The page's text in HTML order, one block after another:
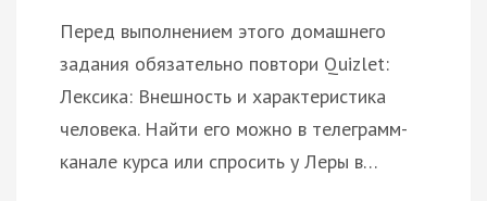
Перед выполнением этого домашнего
задания обязательно повтори Quizlet:
Лексика: Внешность и характеристика
человека. Найти его можно в телеграмм-
канале курса или спросить у Леры в…